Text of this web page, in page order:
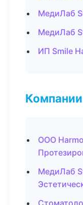
МедиЛаб
МедиЛаб
ИП Smile
ООО
МедиЛаб